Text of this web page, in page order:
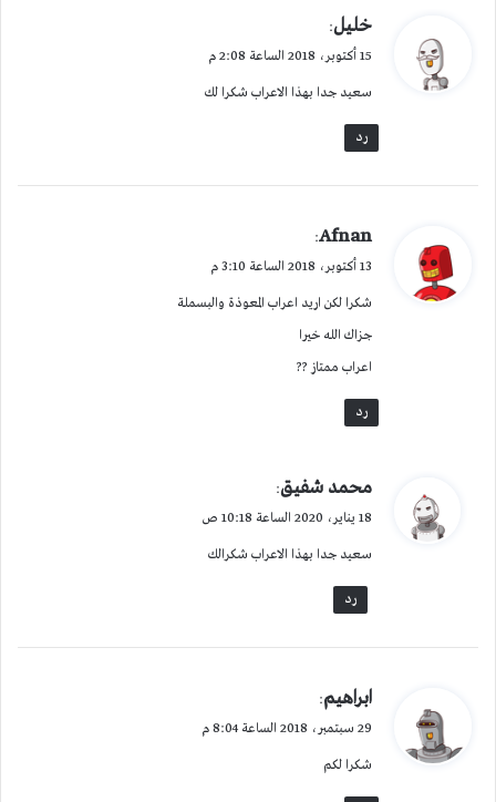
ي
ل
خليل:
15 أكتوبر، 2018 الساعة 2:08 م
سعيد جدا بهذا الاعراب شكرا لك
رد
ي
ل
Afnan
:
13 أكتوبر، 2018 الساعة 3:10 م
شكرا لكن اريد اعراب المعوذة والبسملة
جزاك الله خيرا
اعراب ممتاز ??
رد
ي
ل
محمد شفيق:
18 يناير، 2020 الساعة 10:18 ص
سعيد جدا بهذا الاعراب شكرالك
رد
ي
ل
ابراهيم:
29 سبتمبر، 2018 الساعة 8:04 م
شكرا لكم